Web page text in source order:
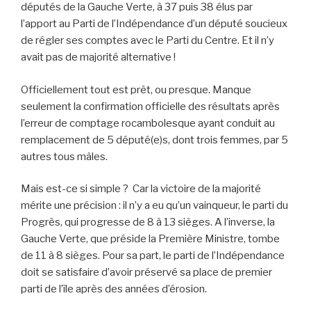
députés de la Gauche Verte, à 37 puis 38 élus par
l’apport au Parti de l’Indépendance d’un député soucieux
de régler ses comptes avec le Parti du Centre. Et il n’y
avait pas de majorité alternative !
Officiellement tout est prêt, ou presque. Manque
seulement la confirmation officielle des résultats après
l’erreur de comptage rocambolesque ayant conduit au
remplacement de 5 député(e)s, dont trois femmes, par 5
autres tous mâles.
Mais est-ce si simple ? Car la victoire de la majorité
mérite une précision : il n’y a eu qu’un vainqueur, le parti du
Progrès, qui progresse de 8 à 13 sièges. A l’inverse, la
Gauche Verte, que préside la Première Ministre, tombe
de 11 à 8 sièges. Pour sa part, le parti de l’Indépendance
doit se satisfaire d’avoir préservé sa place de premier
parti de l’île après des années d’érosion.